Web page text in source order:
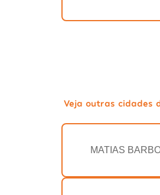
Veja outras cidades
MATIAS